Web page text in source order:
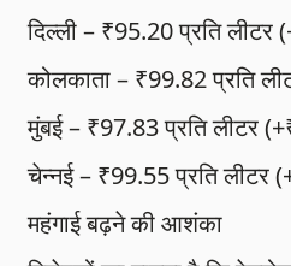
दिल्ली – ₹95.20 प्रति लीटर
कोलकाता – ₹99.82 प्रति
मुंबई – ₹97.83 प्रति लीटर
चेन्नई – ₹99.55 प्रति लीटर
महंगाई बढ़ने की आशंका